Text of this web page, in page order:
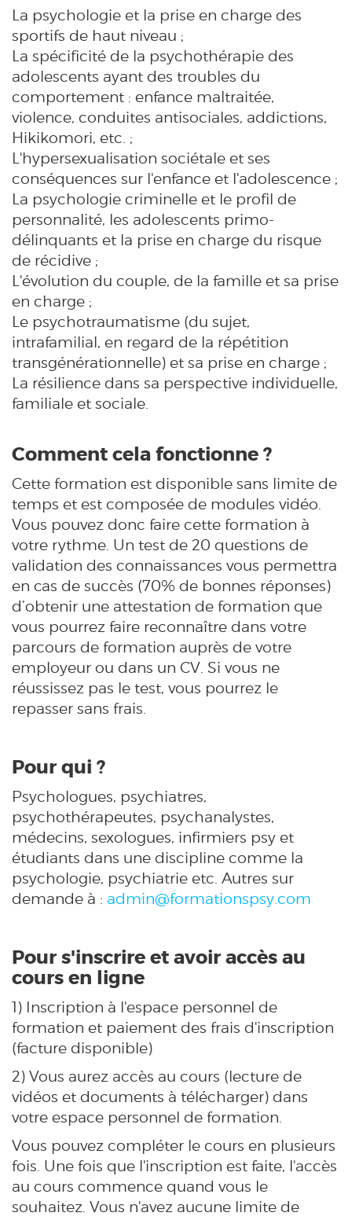
La psychologie et la prise en charge des
sportifs de haut niveau ;
La spécificité de la psychothérapie des
adolescents ayant des troubles du
comportement : enfance maltraitée,
violence, conduites antisociales, addictions,
Hikikomori, etc. ;
L'hypersexualisation sociétale et ses
conséquences sur l'enfance et l'adolescence ;
La psychologie criminelle et le profil de
personnalité, les adolescents primo-
délinquants et la prise en charge du risque
de récidive ;
L'évolution du couple, de la famille et sa prise
en charge ;
Le psychotraumatisme (du sujet,
intrafamilial, en regard de la répétition
transgénérationnelle) et sa prise en charge ;
La résilience dans sa perspective individuelle,
familiale et sociale.
Comment cela fonctionne ?
Cette formation est disponible sans limite de
temps et est composée de modules vidéo.
Vous pouvez donc faire cette formation à
votre rythme. Un test de 20 questions de
validation des connaissances vous permettra
en cas de succès (70% de bonnes réponses)
d’obtenir une attestation de formation que
vous pourrez faire reconnaître dans votre
parcours de formation auprès de votre
employeur ou dans un CV. Si vous ne
réussissez pas le test, vous pourrez le
repasser sans frais.
Pour qui ?
Psychologues, psychiatres,
psychothérapeutes, psychanalystes,
médecins, sexologues, infirmiers psy et
étudiants dans une discipline comme la
psychologie, psychiatrie etc. Autres sur
demande à : admin@formationspsy.com
Pour s'inscrire et avoir accès au
cours en ligne
1) Inscription à l'espace personnel de
formation et paiement des frais d'inscription
(facture disponible)
2) Vous aurez accès au cours (lecture de
vidéos et documents à télécharger) dans
votre espace personnel de formation.
Vous pouvez compléter le cours en plusieurs
fois. Une fois que l'inscription est faite, l'accès
au cours commence quand vous le
souhaitez. Vous n'avez aucune limite de